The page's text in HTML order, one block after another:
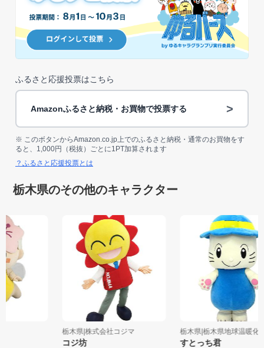
ふるさと応援投票はこちら
Amazonふるさと納税・お買物で投票する >
※ このボタンからAmazon.co.jp上でのふるさと納税・通常のお買物をす
ると、1,000円（税抜）ごとに1PT加算されます
？ふるさと応援投票とは
栃木県のその他のキャラクター
栃木県|株式会社コジマ
コジ坊
栃木県|栃木県地球温暖
すとっち君